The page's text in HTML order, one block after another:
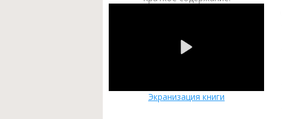
Экранизация книги